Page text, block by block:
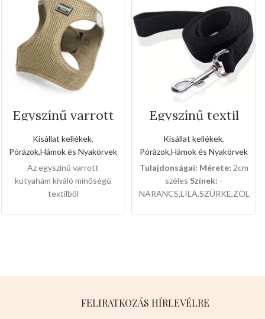
Egyszínű varrott
kutyahám(Nagy
méret)
Kisállat kellékek,
Pórázok,Hámok és Nyakörvek
Az egyszínű varrott
kutyahám kiváló minőségű
textilből
rugalmas,nyáron szellőző
Egyszínű textil
kézipóráz(Közepe
s méret)
Kisállat kellékek,
Pórázok,Hámok és Nyakörvek
Tulajdonságai: Mérete: 2cm
széles Színek: -
FELIRATKOZÁS HÍRLEVÉLRE